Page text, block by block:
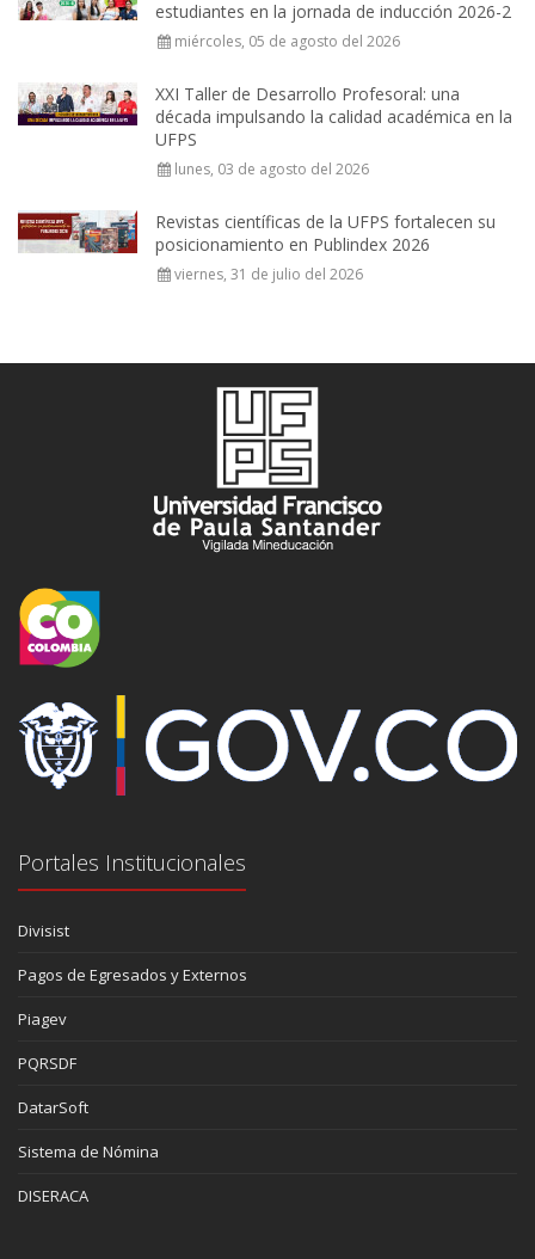
estudiantes en la jornada de inducción 2026-2
miércoles, 05 de agosto del 2026
XXI Taller de Desarrollo Profesoral: una
década impulsando la calidad académica en la
UFPS
lunes, 03 de agosto del 2026
Revistas científicas de la UFPS fortalecen su
posicionamiento en Publindex 2026
viernes, 31 de julio del 2026
Portales Institucionales
Divisist
Pagos de Egresados y Externos
Piagev
PQRSDF
DatarSoft
Sistema de Nómina
DISERACA